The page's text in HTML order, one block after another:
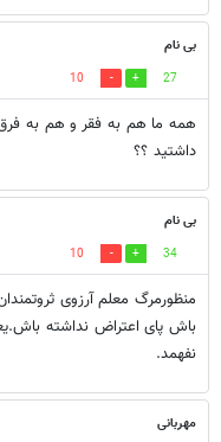
بی نام
27
10
همه ما هم به فقر و هم به فرق
داشتید ؟؟
بی نام
34
10
منظورمرگ معلم آرزوی
باش پای اعتراض نداشته
نفهمد.
مهربانی